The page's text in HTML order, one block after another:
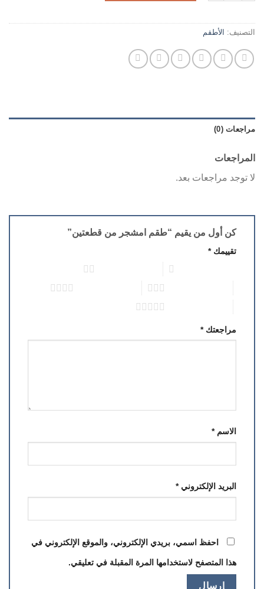
التصنيف: الأطقم
مراجعات (0)
المراجعات
لا توجد مراجعات بعد.
كن أول من يقيم “طقم امشجر من قطعتين”
تقييمك*
مراجعتك*
الاسم*
البريد الإلكتروني*
احفظ اسمي، بريدي الإلكتروني، والموقع الإلكتروني في
هذا المتصفح لاستخدامها المرة المقبلة في تعليقي.